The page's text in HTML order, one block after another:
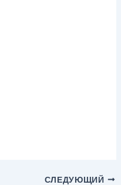
СЛЕДУЮЩИЙ